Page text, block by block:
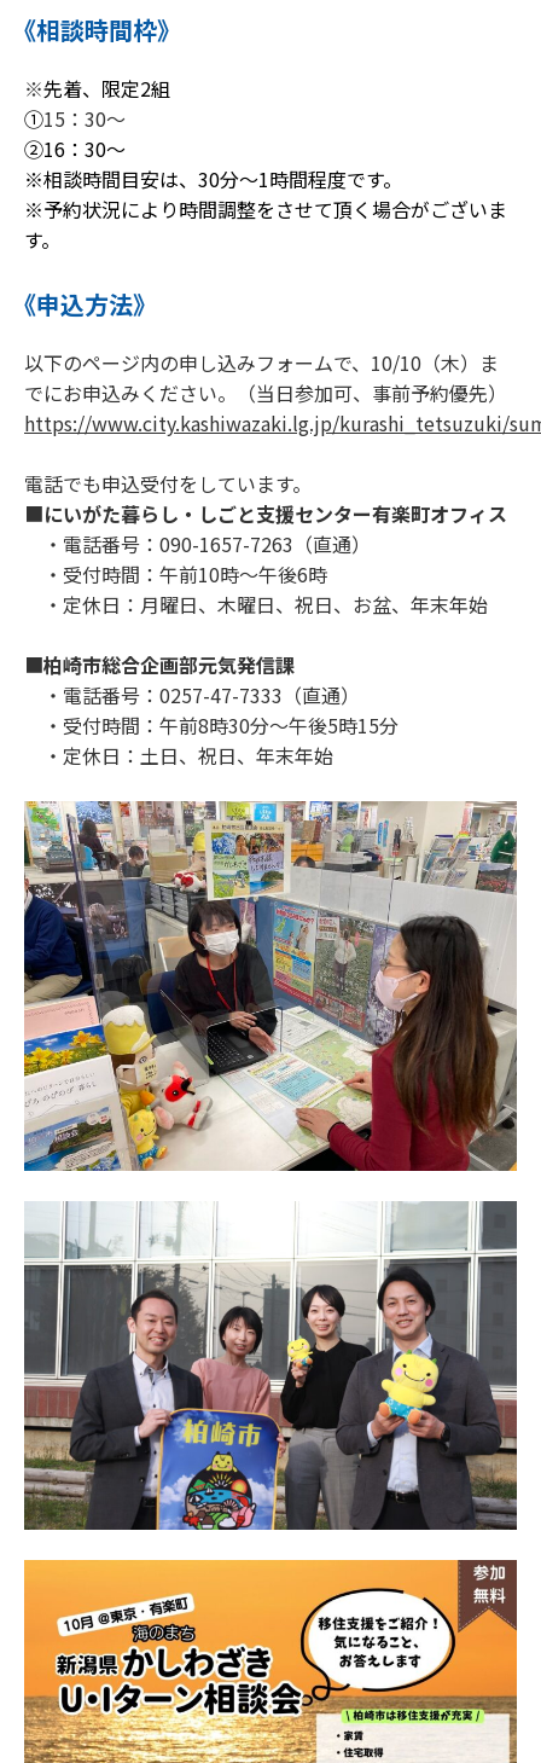
《相談時間枠》
※先着、限定2組
①15：30～
②16：30～
※相談時間目安は、30分～1時間程度です。
※予約状況により時間調整をさせて頂く場合がございま
す。
《申込方法》
以下のページ内の申し込みフォームで、10/10（木）ま
でにお申込みください。（当日参加可、事前予約優先）
https://www.city.kashiwazaki.lg.jp/kurashi_tetsuzuki/
電話でも申込受付をしています。
■にいがた暮らし・しごと支援センター有楽町オフィス
・電話番号：090-1657-7263（直通）
・受付時間：午前10時～午後6時
・定休日：月曜日、木曜日、祝日、お盆、年末年始
■柏崎市総合企画部元気発信課
・電話番号：0257-47-7333（直通）
・受付時間：午前8時30分～午後5時15分
・定休日：土日、祝日、年末年始